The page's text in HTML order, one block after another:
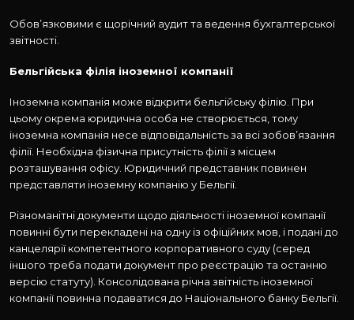
Обов’язковими є щорічний аудит та ведення бухгалтерської
звітності.
Бельгійська філія іноземної компанії
Іноземна компанія може відкрити бельгійську філію. При
цьому окрема юридична особа не створюється, тому
іноземна компанія несе відповідальність за всі зобов’язання
філії. Необхідна фізична присутність філії з місцем
розташування офісу. Юридичний представник повинен
представляти іноземну компанію у Бельгії.
Різноманітні документи щодо діяльності іноземної компанії
повинні бути перекладені на одну із офіційних мов, і подані до
канцелярії компетентного корпоративного суду (серед
іншого треба подати документ про реєстрацію та останню
версію статуту). Консолідована річна звітність іноземної
компанії повинна подаватися до Національного банку Бельгії.